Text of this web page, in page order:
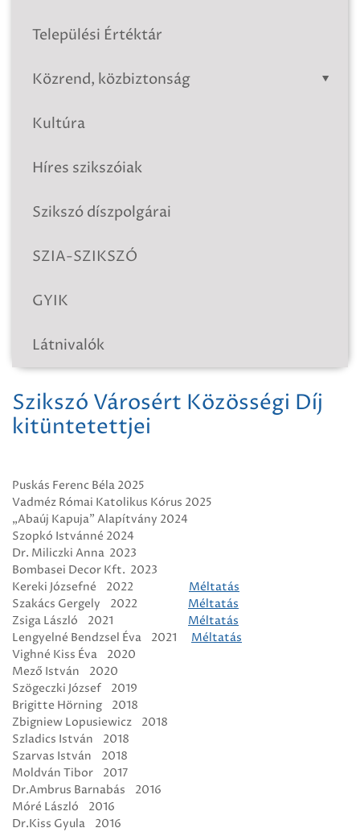
Települési Értéktár
Közrend, közbiztonság
Kultúra
Híres szikszóiak
Szikszó díszpolgárai
SZIA-SZIKSZÓ
GYIK
Látnivalók
Szikszó Városért Közösségi Díj
kitüntetettjei
Puskás Ferenc Béla 2025
Vadméz Római Katolikus Kórus 2025
„Abaúj Kapuja” Alapítvány 2024
Szopkó Istvánné 2024
Dr. Miliczki Anna 2023
Bombasei Decor Kft. 2023
Kereki Józsefné 2022 Méltatás
Szakács Gergely 2022 Méltatás
Zsiga László 2021 Méltatás
Lengyelné Bendzsel Éva 2021 Méltatás
Vighné Kiss Éva 2020
Mező István 2020
Szögeczki József 2019
Brigitte Hörning 2018
Zbigniew Lopusiewicz 2018
Szladics István 2018
Szarvas István 2018
Moldván Tibor 2017
Dr.Ambrus Barnabás 2016
Móré László 2016
Dr.Kiss Gyula 2016